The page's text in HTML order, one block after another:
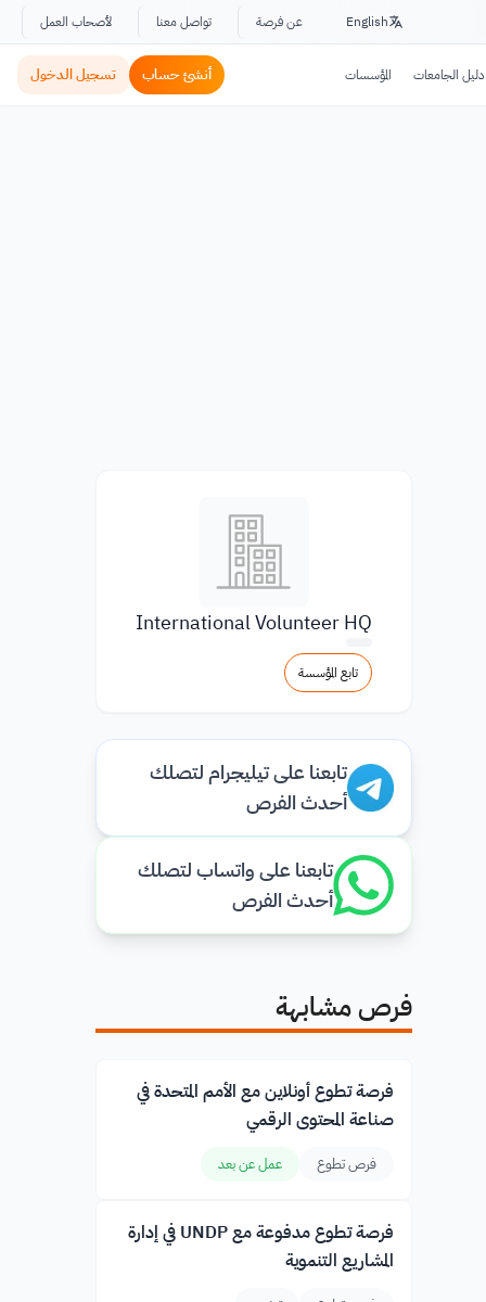
English عن فرصة تواصل معنا لأصحاب العمل
دليل الجامعات المؤسسات أنشئ حساب تسجيل الدخول
International Volunteer HQ
تابع المؤسسة
تابعنا على تيليجرام لتصلك
أحدث الفرص
تابعنا على واتساب لتصلك
أحدث الفرص
فرص مشابهة
فرصة تطوع أونلاين مع الأمم المتحدة في
صناعة المحتوى الرقمي
فرص تطوع عمل عن بعد
فرصة تطوع مدفوعة مع UNDP في إدارة
المشاريع التنموية